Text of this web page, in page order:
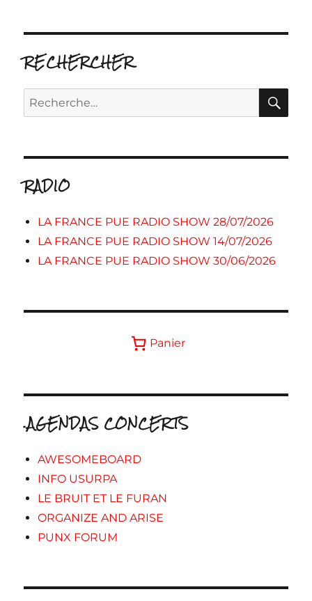
RECHERCHER
Recherche
pour :
RADIO
LA FRANCE PUE RADIO SHOW 28/07/2026
LA FRANCE PUE RADIO SHOW 14/07/2026
LA FRANCE PUE RADIO SHOW 30/06/2026
Panier
.AGENDAS CONCERTS
AWESOMEBOARD
INFO USURPA
LE BRUIT ET LE FURAN
ORGANIZE AND ARISE
PUNX FORUM